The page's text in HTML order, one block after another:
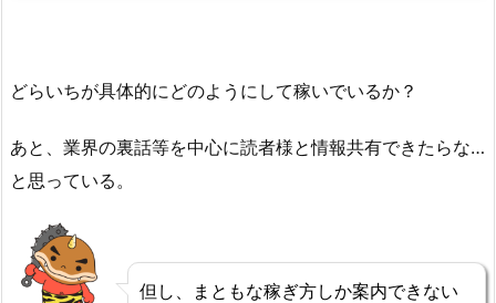
どらいちが具体的にどのようにして稼いでいるか？
あと、業界の裏話等を中心に読者様と情報共有できたらな…
と思っている。
但し、まともな稼ぎ方しか案内できない